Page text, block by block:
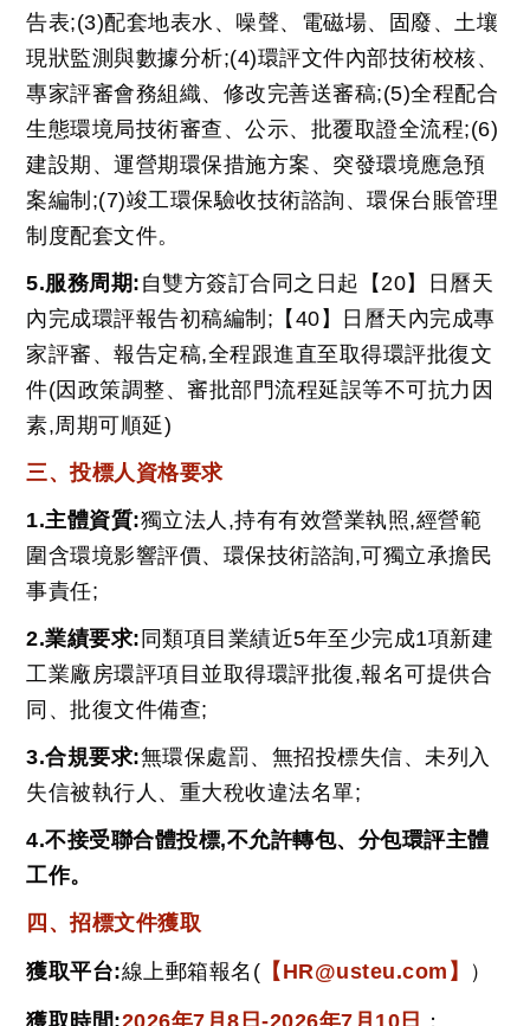
告表;(3)配套地表水、噪聲、電磁場、固廢、土壤
現狀監測與數據分析;(4)環評文件內部技術校核、
專家評審會務組織、修改完善送審稿;(5)全程配合
生態環境局技術審查、公示、批覆取證全流程;(6)
建設期、運營期環保措施方案、突發環境應急預
案編制;(7)竣工環保驗收技術諮詢、環保台賬管理
制度配套文件。
5.服務周期: 自雙方簽訂合同之日起【20】日曆天
內完成環評報告初稿編制;【40】日曆天內完成專
家評審、報告定稿,全程跟進直至取得環評批復文
件(因政策調整、審批部門流程延誤等不可抗力因
素,周期可順延)
三、投標人資格要求
1.主體資質:獨立法人,持有有效營業執照,經營範
圍含環境影響評價、環保技術諮詢,可獨立承擔民
事責任;
2.業績要求: 同類項目業績近5年至少完成1項新建
工業廠房環評項目並取得環評批復,報名可提供合
同、批復文件備查;
3.合規要求:無環保處罰、無招投標失信、未列入
失信被執行人、重大稅收違法名單;
4.不接受聯合體投標,不允許轉包、分包環評主體
工作。
四、招標文件獲取
獲取平台:線上郵箱報名( 【HR@usteu.com】 ）
獲取時間:2026年7月8日-2026年7月10日 ；